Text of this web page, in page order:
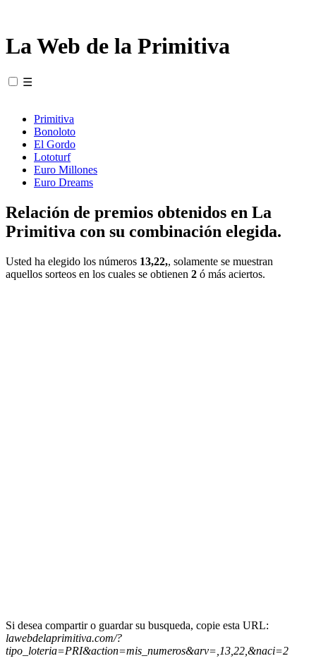
La Web de la Primitiva
☰
Primitiva
Bonoloto
El Gordo
Lototurf
Euro Millones
Euro Dreams
Relación de premios obtenidos en La
Primitiva con su combinación elegida.
Usted ha elegido los números 13,22,, solamente se muestran
aquellos sorteos en los cuales se obtienen 2 ó más aciertos.
Si desea compartir o guardar su busqueda, copie esta URL:
lawebdelaprimitiva.com/?
tipo_loteria=PRI&action=mis_numeros&arv=,13,22,&naci=2